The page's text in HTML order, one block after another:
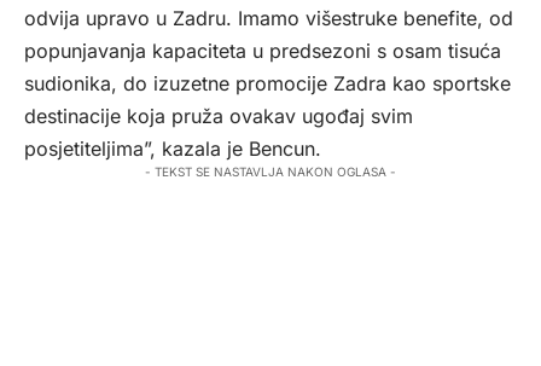
odvija upravo u Zadru. Imamo višestruke benefite, od
popunjavanja kapaciteta u predsezoni s osam tisuća
sudionika, do izuzetne promocije Zadra kao sportske
destinacije koja pruža ovakav ugođaj svim
posjetiteljima”, kazala je Bencun.
- TEKST SE NASTAVLJA NAKON OGLASA -